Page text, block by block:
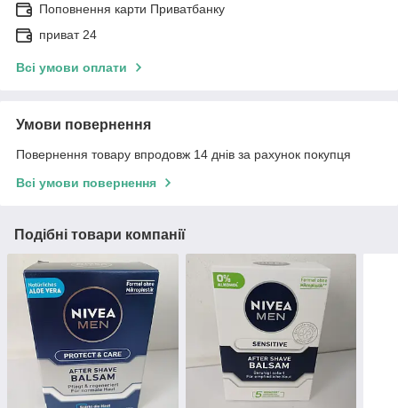
Поповнення карти Приватбанку
приват 24
Всі умови оплати
Умови повернення
Повернення товару впродовж 14 днів за рахунок покупця
Всі умови повернення
Подібні товари компанії